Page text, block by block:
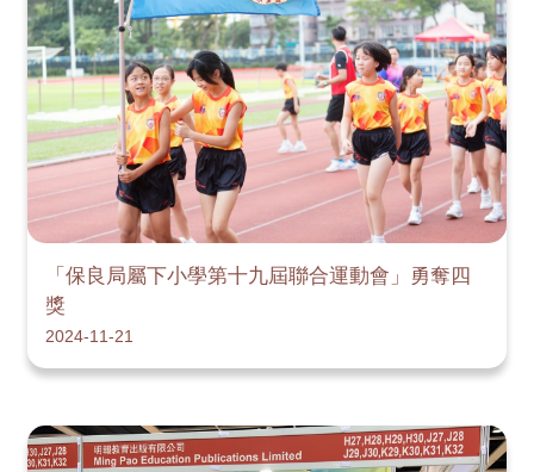
「保良局屬下小學第十九屆聯合運動會」勇奪四
獎
2024-11-21